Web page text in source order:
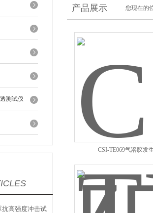
测试仪
抗高强度冲击试
产品展示 您现在的
CSI-TE069气溶胶发